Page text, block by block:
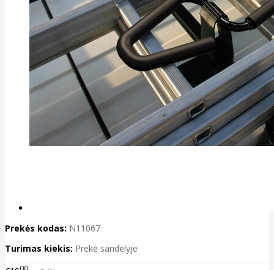
Prekės kodas: N11067
Turimas kiekis: Prekė sandėlyje
00